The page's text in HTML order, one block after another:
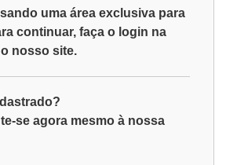
uma área exclusiva para
continuar, faça o login na
nosso site.
se agora mesmo à nossa